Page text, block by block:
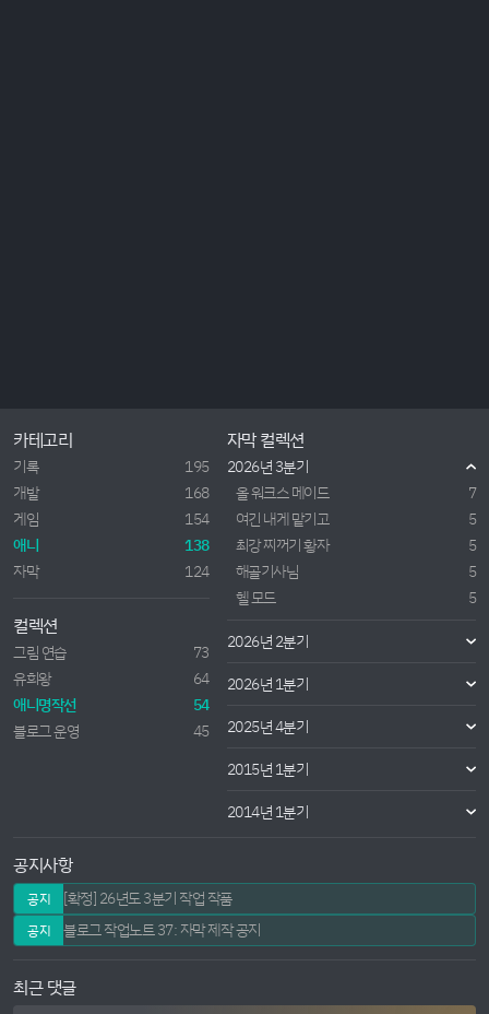
카테고리
기록
195
개발
168
게임
154
애니
138
자막
124
컬렉션
그림 연습
73
유희왕
64
애니명작선
54
블로그 운영
45
자막 컬렉션
2026년 3분기
올 워크스 메이드
7
여긴 내게 맡기고
5
최강 찌꺼기 황자
5
해골기사님
5
헬 모드
5
2026년 2분기
2026년 1분기
2025년 4분기
2015년 1분기
2014년 1분기
공지사항
공지 [확정] 26년도 3분기 작업 작품
공지 블로그 작업노트 37: 자막 제작 공지
최근 댓글